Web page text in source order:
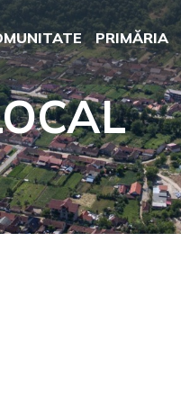
PRIMĂRIA